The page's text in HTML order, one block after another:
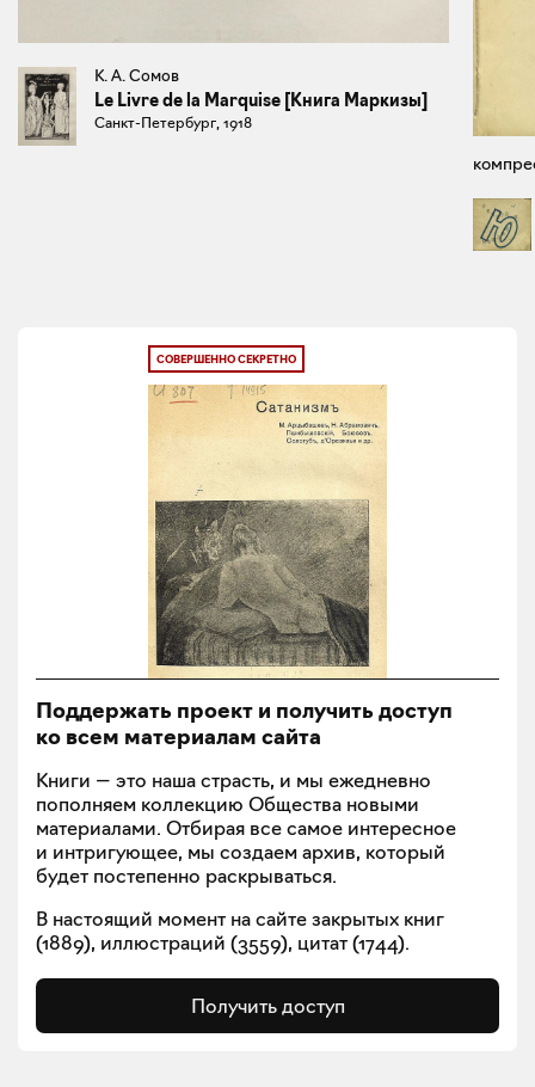
К. А. Сомов
Le Livre de la Marquise [Книга Маркизы]
Санкт-Петербург, 1918
СОВЕРШЕННО СЕКРЕТНО
Поддержать проект и получить доступ
ко всем материалам сайта
Книги — это наша страсть, и мы ежедневно
пополняем коллекцию Общества новыми
материалами. Отбирая все самое интересное
и интригующее, мы создаем архив, который
будет постепенно раскрываться.
В настоящий момент на сайте закрытых книг
(1889), иллюстраций (3559), цитат (1744).
Получить доступ